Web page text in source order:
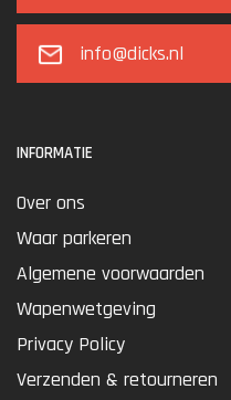
info@dicks.nl
INFORMATIE
Over ons
Waar parkeren
Algemene voorwaarden
Wapenwetgeving
Privacy Policy
Verzenden & retourneren